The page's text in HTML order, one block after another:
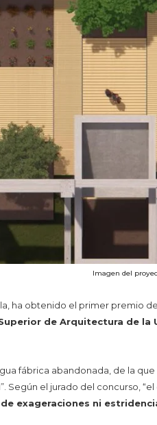
Imagen del
ha obtenido el primer premio
de Arquitectura de la
fábrica abandonada, de la
Según el jurado del concurso,
exageraciones ni